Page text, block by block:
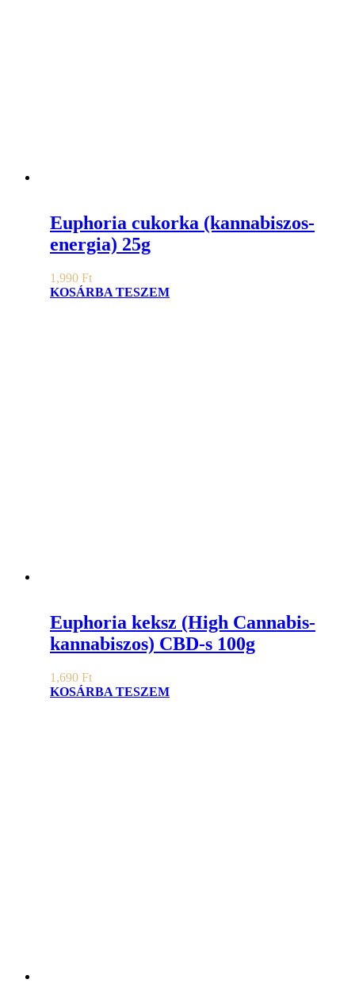
Euphoria cukorka (kannabiszos-
energia) 25g
1,990 Ft
KOSÁRBA TESZEM
Euphoria keksz (High Cannabis-
kannabiszos) CBD-s 100g
1,690 Ft
KOSÁRBA TESZEM